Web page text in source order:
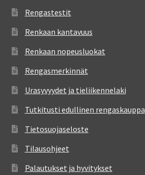
Rengastestit
Renkaan kantavuus
Renkaan nopeusluokat
Rengasmerkinnät
Urasyvyydet ja tieliikennelaki
Tutkitusti edullinen rengaskauppa
Tietosuojaseloste
Tilausohjeet
Palautukset ja hyvitykset